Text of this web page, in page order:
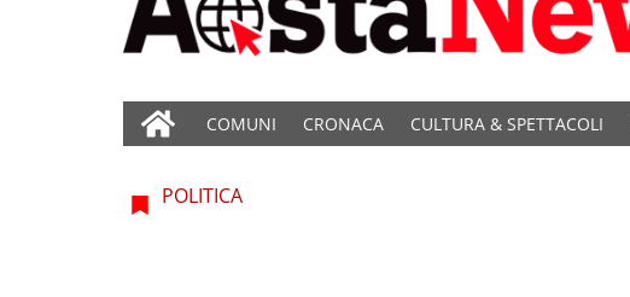
COMUNI CRONACA CULTURA & SPETTACOLI
POLITICA